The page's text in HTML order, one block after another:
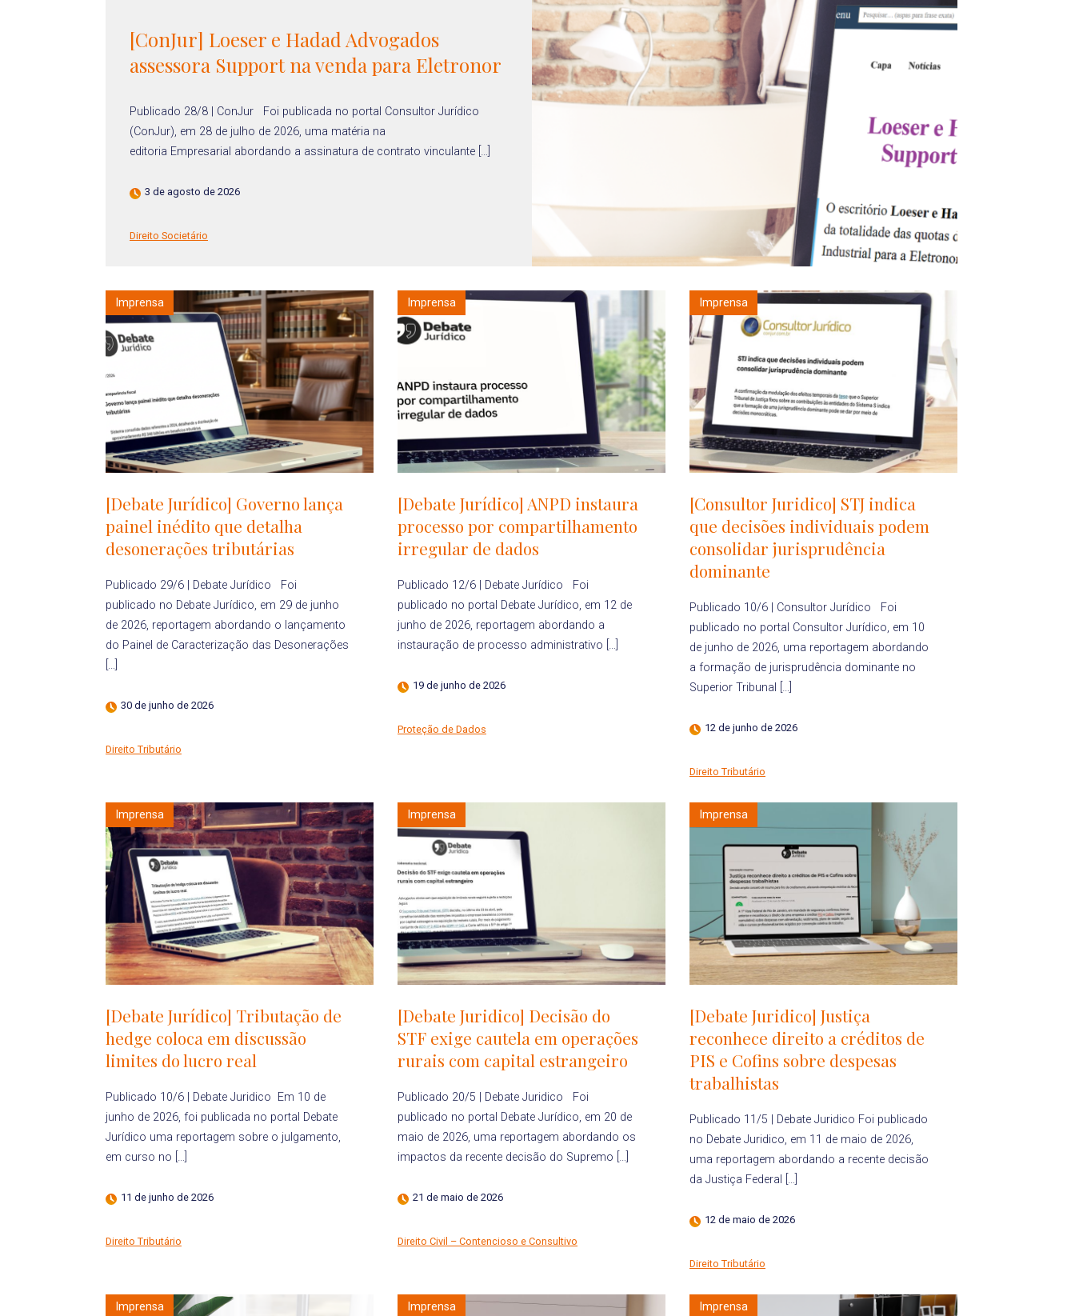
[ConJur] Loeser e Hadad Advogados
assessora Support na venda para Eletronor
Publicado 28/8 | ConJur Foi publicada no portal Consultor Jurídico
(ConJur), em 28 de julho de 2026, uma matéria na
editoria Empresarial abordando a assinatura de contrato vinculante […]
3 de agosto de 2026
Direito Societário
Imprensa
[Debate Jurídico] Governo lança
painel inédito que detalha
desonerações tributárias
Publicado 29/6 | Debate Jurídico Foi
publicado no Debate Jurídico, em 29 de junho
de 2026, reportagem abordando o lançamento
do Painel de Caracterização das Desonerações
[…]
30 de junho de 2026
Direito Tributário
Imprensa
[Debate Jurídico] ANPD instaura
processo por compartilhamento
irregular de dados
Publicado 12/6 | Debate Jurídico Foi
publicado no portal Debate Jurídico, em 12 de
junho de 2026, reportagem abordando a
instauração de processo administrativo […]
19 de junho de 2026
Proteção de Dados
Imprensa
[Consultor Juridico] STJ indica
que decisões individuais podem
consolidar jurisprudência
dominante
Publicado 10/6 | Consultor Jurídico Foi
publicado no portal Consultor Jurídico, em 10
de junho de 2026, uma reportagem abordando
a formação de jurisprudência dominante no
Superior Tribunal […]
12 de junho de 2026
Direito Tributário
Imprensa
[Debate Jurídico] Tributação de
hedge coloca em discussão
limites do lucro real
Publicado 10/6 | Debate Juridico Em 10 de
junho de 2026, foi publicada no portal Debate
Jurídico uma reportagem sobre o julgamento,
em curso no […]
11 de junho de 2026
Direito Tributário
Imprensa
[Debate Juridico] Decisão do
STF exige cautela em operações
rurais com capital estrangeiro
Publicado 20/5 | Debate Juridico Foi
publicado no portal Debate Jurídico, em 20 de
maio de 2026, uma reportagem abordando os
impactos da recente decisão do Supremo […]
21 de maio de 2026
Direito Civil – Contencioso e Consultivo
Imprensa
[Debate Juridico] Justiça
reconhece direito a créditos de
PIS e Cofins sobre despesas
trabalhistas
Publicado 11/5 | Debate Juridico Foi publicado
no Debate Juridico, em 11 de maio de 2026,
uma reportagem abordando a recente decisão
da Justiça Federal […]
12 de maio de 2026
Direito Tributário
Imprensa Imprensa Imprensa